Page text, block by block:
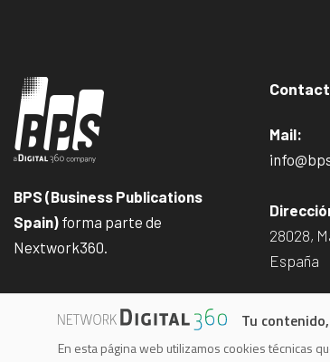
BPS (Business Publications
Spain) forma parte de
Nextwork360.
Mail:
28028,
España
Tu
En esta página web utilizamos cookies técnicas